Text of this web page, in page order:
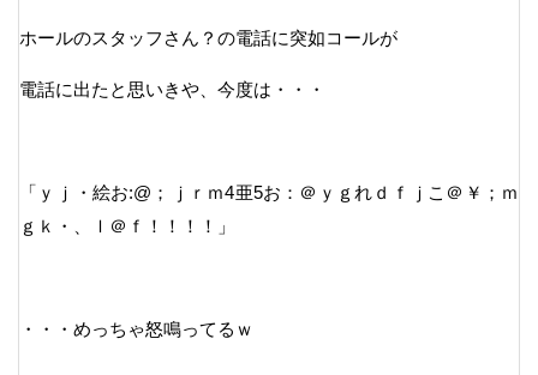
ホールのスタッフさん？の電話に突如コールが
電話に出たと思いきや、今度は・・・
「ｙｊ・絵お:@；ｊｒｍ4亜5お：＠ｙｇれｄｆｊこ＠￥；ｍ
ｇｋ・、ｌ＠ｆ！！！！」
・・・めっちゃ怒鳴ってるｗ